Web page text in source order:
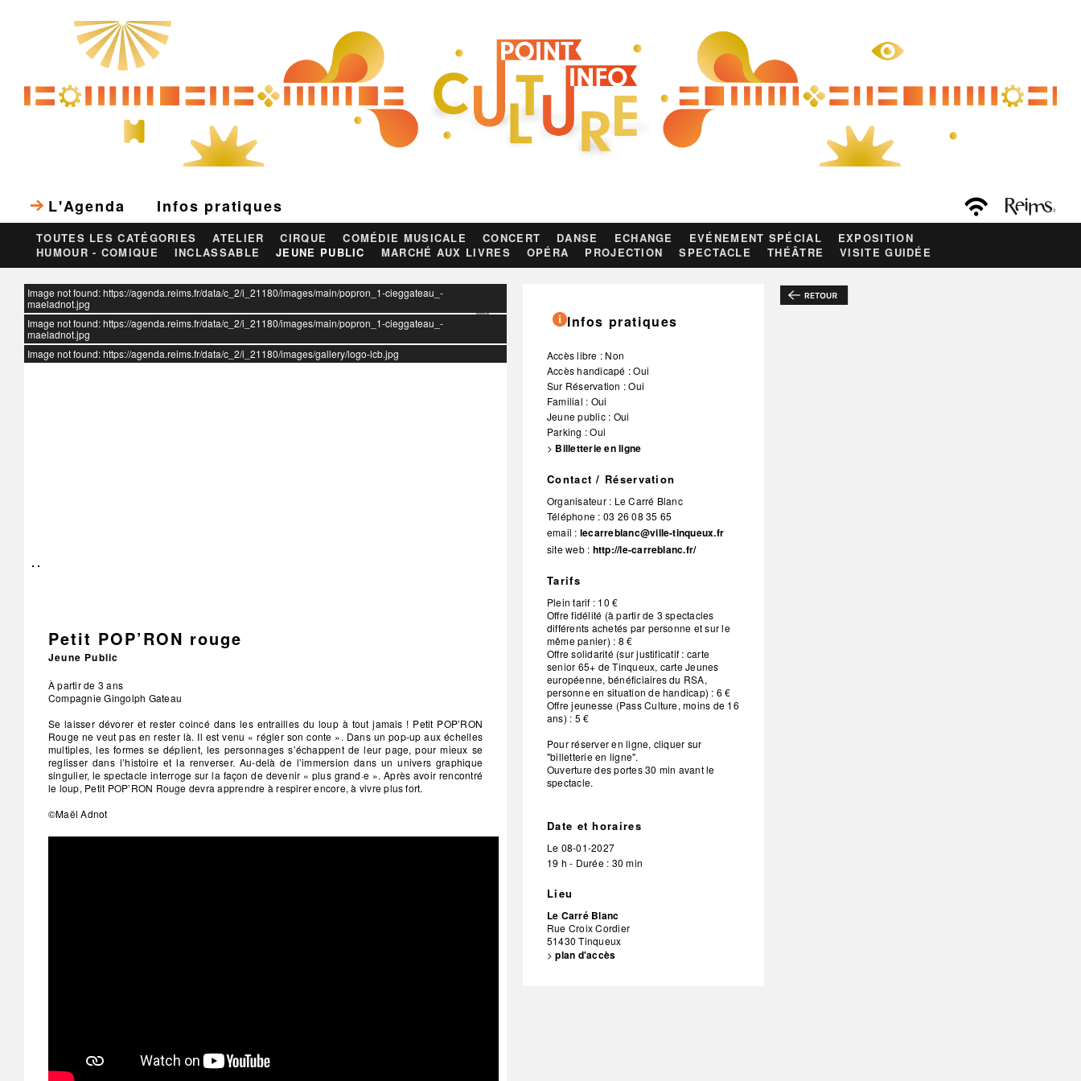
L'Agenda Infos pratiques
TOUTES LES CATÉGORIES ATELIER CIRQUE COMÉDIE MUSICALE CONCERT DANSE ECHANGE EVÉNEMENT SPÉCIAL
EXPOSITION
HUMOUR - COMIQUE
INCLASSABLE JEUNE PUBLIC MARCHÉ AUX LIVRES OPÉRA PROJECTION SPECTACLE THÉÂTRE VISITE GUIDÉE
Image not found: https://agenda.reims.fr/data/c_2/i_21180/images/main/popron_1-cieggateau_-
maeladnot.jpg
Image not found: https://agenda.reims.fr/data/c_2/i_21180/images/main/popron_1-cieggateau_-
maeladnot.jpg
Image not found: https://agenda.reims.fr/data/c_2/i_21180/images/gallery/logo-lcb.jpg
Petit POP’RON rouge
Jeune Public
À partir de 3 ans
Compagnie Gingolph Gateau
Se laisser dévorer et rester coincé dans les entrailles du loup à tout jamais ! Petit POP’RON
Rouge ne veut pas en rester là. Il est venu « régler son conte ». Dans un pop-up aux échelles
multiples, les formes se déplient, les personnages s’échappent de leur page, pour mieux se
reglisser dans l’histoire et la renverser. Au-delà de l’immersion dans un univers graphique
singulier, le spectacle interroge sur la façon de devenir « plus grand·e ». Après avoir rencontré
le loup, Petit POP’RON Rouge devra apprendre à respirer encore, à vivre plus fort.
©Maël Adnot
Infos pratiques
Accès libre : Non
Accès handicapé : Oui
Sur Réservation : Oui
Familial : Oui
Jeune public : Oui
Parking : Oui
> Billetterie en ligne
Contact / Réservation
Organisateur : Le Carré Blanc
Téléphone : 03 26 08 35 65
email : lecarreblanc@ville-tinqueux.fr
site web : http://le-carreblanc.fr/
Tarifs
Plein tarif : 10 €
Offre fidélité (à partir de 3 spectacles
différents achetés par personne et sur le
même panier) : 8 €
Offre solidarité (sur justificatif : carte
senior 65+ de Tinqueux, carte Jeunes
européenne, bénéficiaires du RSA,
personne en situation de handicap) : 6 €
Offre jeunesse (Pass Culture, moins de 16
ans) : 5 €
Pour réserver en ligne, cliquer sur
"billetterie en ligne".
Ouverture des portes 30 min avant le
spectacle.
Date et horaires
Le 08-01-2027
19 h - Durée : 30 min
Lieu
Le Carré Blanc
Rue Croix Cordier
51430 Tinqueux
>plan d'accès